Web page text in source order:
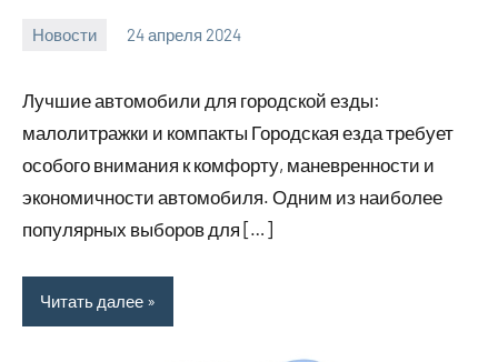
Новости 24 апреля 2024
Лучшие автомобили для городской езды:
малолитражки и компакты Городская езда требует
особого внимания к комфорту, маневренности и
экономичности автомобиля. Одним из наиболее
популярных выборов для […]
Читать далее